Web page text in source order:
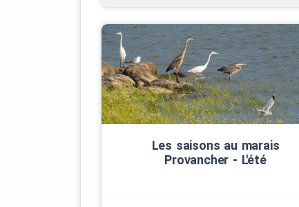
Les saisons au marais
Provancher ‑ L'été